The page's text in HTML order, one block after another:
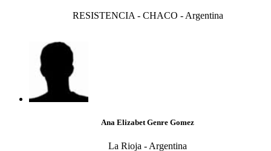
RESISTENCIA - CHACO - Argentina
Ana Elizabet Genre Gomez
La Rioja - Argentina